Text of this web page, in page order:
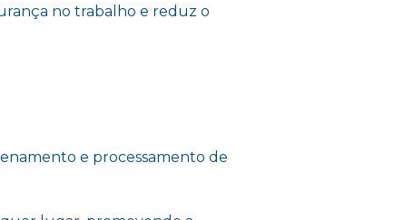
no trabalho e reduz o
e processamento de